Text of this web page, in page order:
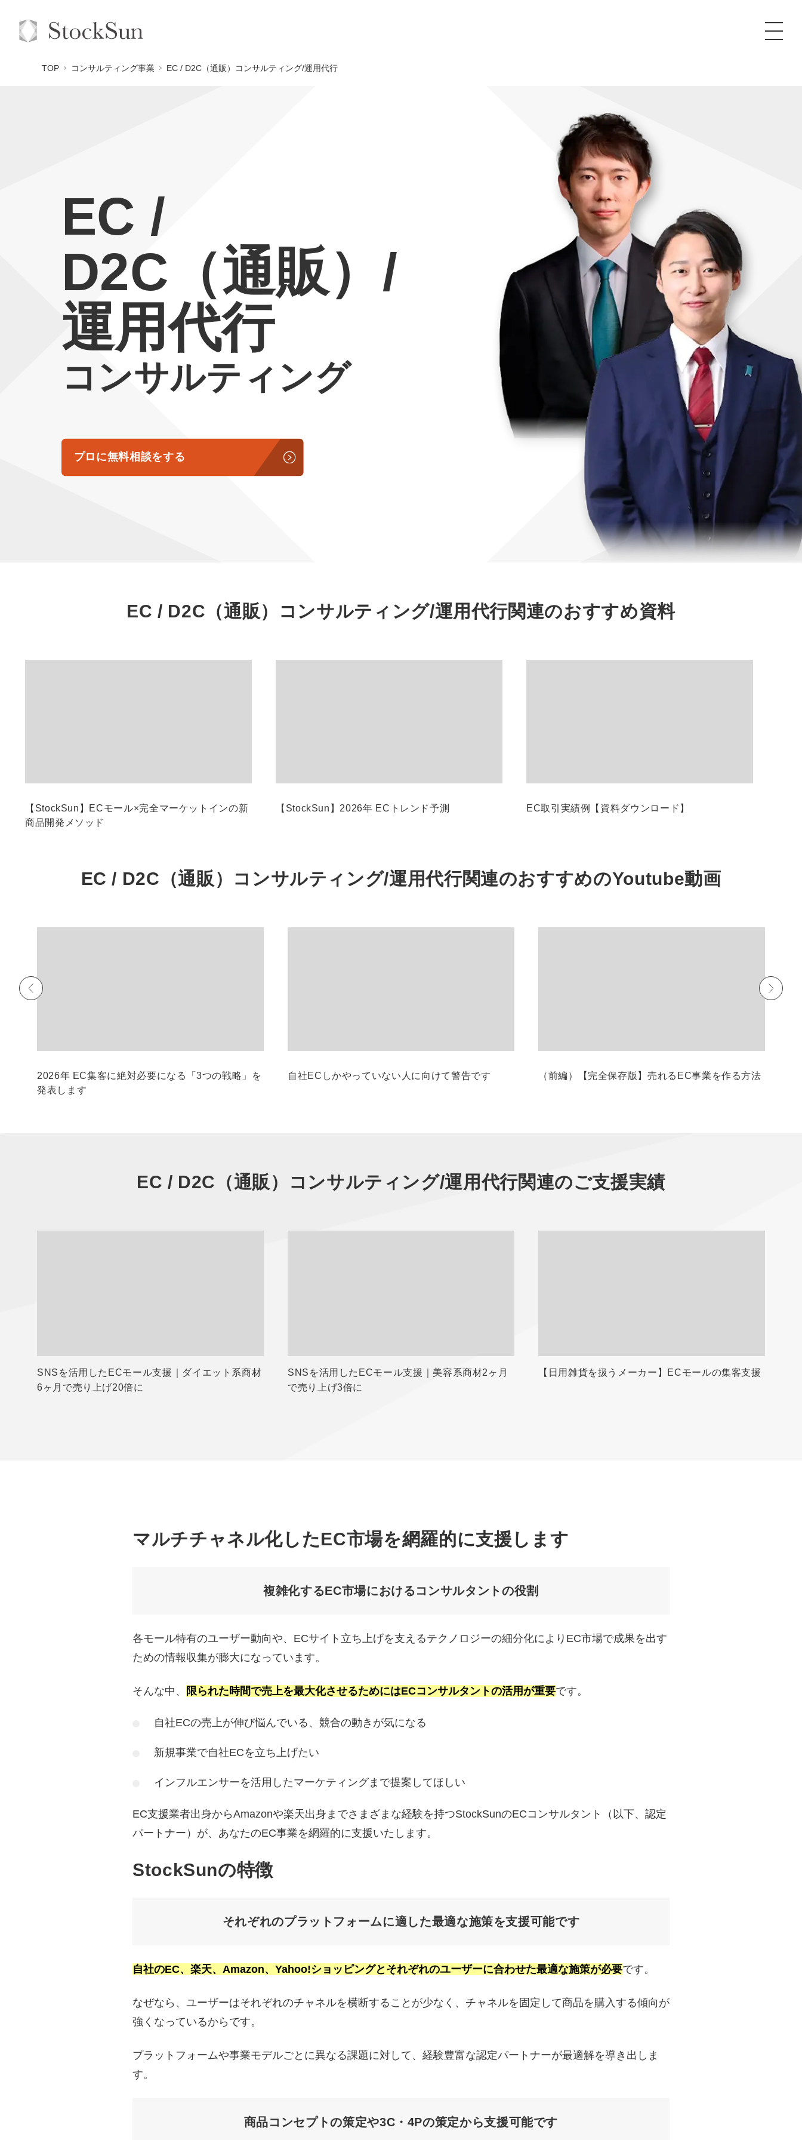
コンサルタント一覧
品質ガイドライン
社内コンペ
定額制Webマーケティング代行『マキトルくん』
定額制営業代行『カリトルくん』
定額制採用代行・RPO『トルトルくん』
営業改善特化の動画制作『動画でカリトルくん』
定額LINE運用代行『LINEマキトルくん』
格安でAI導入支援『あいのりAI』
拡散付1日密着動画制作『まるごと社長』
1本無料で記事を制作『SEOトライアル』
定額制LP制作・改善『最強LP』
採用YouTubeチャンネル構築『トリトル』
料金表 広告運用
YouTubeディレクター
代表メッセージ（岩野圭佑）
取締役メッセージ（株本祐己）
業務委託
動画ディレクター
常勤監査役
募集要項一覧
TOP コンサルティング事業 EC / D2C（通販）コンサルティング/運用代行
EC /
D2C（通販）/
運用代行
コンサルティング
プロに無料相談をする
EC / D2C（通販）コンサルティング/運用代行関連のおすすめ資料
【StockSun】ECモール×完全マーケットインの新
商品開発メソッド
【StockSun】2026年 ECトレンド予測 EC取引実績例【資料ダウンロード】
EC / D2C（通販）コンサルティング/運用代行関連のおすすめのYoutube動画
2026年 EC集客に絶対必要になる「3つの戦略」を
発表します
自社ECしかやっていない人に向けて警告です （前編）【完全保存版】売れるEC事業を作る方法
EC / D2C（通販）コンサルティング/運用代行関連のご支援実績
SNSを活用したECモール支援｜ダイエット系商材
6ヶ月で売り上げ20倍に
SNSを活用したECモール支援｜美容系商材2ヶ月
で売り上げ3倍に
【日用雑貨を扱うメーカー】ECモールの集客支援
マルチチャネル化したEC市場を網羅的に支援します
複雑化するEC市場におけるコンサルタントの役割
各モール特有のユーザー動向や、ECサイト立ち上げを支えるテクノロジーの細分化によりEC市場で成果を出す
ための情報収集が膨大になっています。
そんな中、 限られた時間で売上を最大化させるためにはECコンサルタントの活用が重要です。
自社ECの売上が伸び悩んでいる、競合の動きが気になる
新規事業で自社ECを立ち上げたい
インフルエンサーを活用したマーケティングまで提案してほしい
EC支援業者出身からAmazonや楽天出身までさまざまな経験を持つStockSunのECコンサルタント（以下、認定
パートナー）が、あなたのEC事業を網羅的に支援いたします。
StockSunの特徴
それぞれのプラットフォームに適した最適な施策を支援可能です
自社のEC、楽天、Amazon、Yahoo!ショッピングとそれぞれのユーザーに合わせた最適な施策が必要です。
なぜなら、ユーザーはそれぞれのチャネルを横断することが少なく、チャネルを固定して商品を購入する傾向が
強くなっているからです。
プラットフォームや事業モデルごとに異なる課題に対して、経験豊富な認定パートナーが最適解を導き出しま
す。
商品コンセプトの策定や3C・4Pの策定から支援可能です